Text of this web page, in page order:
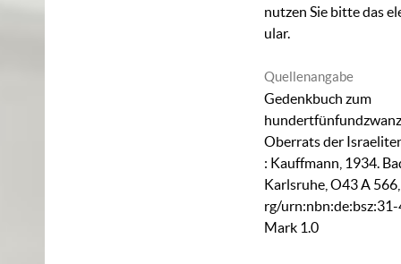
nutzen Sie bitte das
ular.
Quellenangabe
Gedenkbuch zum
Oberrats der
: Kauffmann, 1934.
Karlsruhe,O43 A 566
rg/
Mark 1.0